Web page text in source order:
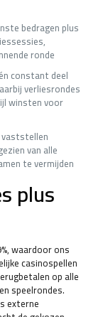
bedragen plus
ronde
constant deel
verliesrondes
winsten voor
van alle
te vermijden
plus
waardoor ons
casinospellen
op alle
speelrondes.
externe